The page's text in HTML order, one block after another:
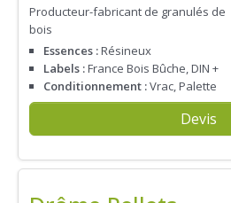
Producteur-fabricant de granulés de
bois
Essences :Résineux
Labels :France Bois Bûche, DIN +
Conditionnement :Vrac, Palette
Devis